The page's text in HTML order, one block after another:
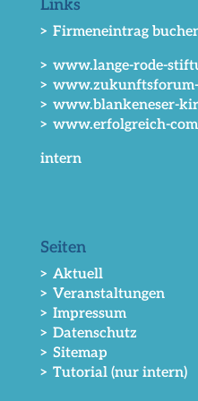
Links
> Firmeneintrag
> www.lange-rode-
> www.zukunftsforum-
> www.blankeneser-
> www.erfolgreich-
intern
Seiten
> Aktuell
> Veranstaltungen
> Impressum
> Datenschutz
> Sitemap
> Tutorial (nur intern)